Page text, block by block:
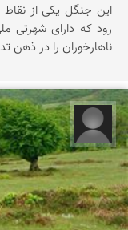
این جنگل یکی از
رود که دارای شهرتی
ناهارخوران را در ذهن
مجید حاجی پور‍‍‍